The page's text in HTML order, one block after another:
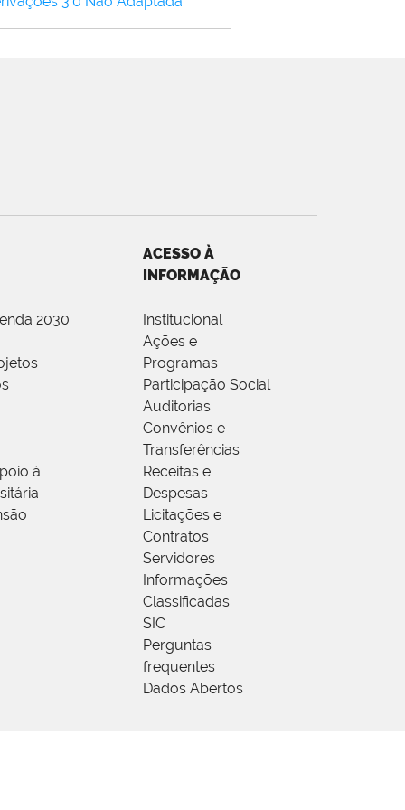
2030
à
ACESSO À
INFORMAÇÃO
Institucional
Ações e
Programas
Participação Social
Auditorias
Convênios e
Transferências
Receitas e
Despesas
Licitações e
Contratos
Servidores
Informações
Classificadas
SIC
Perguntas
frequentes
Dados Abertos